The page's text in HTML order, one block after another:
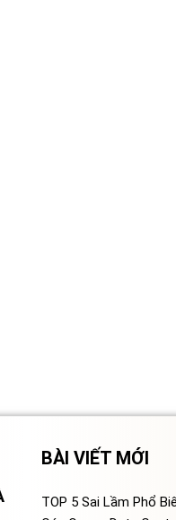
BÀI VIẾT MỚI
TOP 5 Sai Lầm Phổ